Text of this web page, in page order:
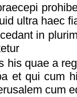
ultra haec
in
his quae a
et qui cum
cum